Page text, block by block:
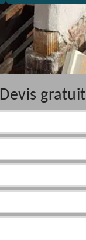
Devis gratuit